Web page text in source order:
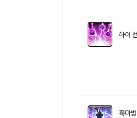
하이
흑마